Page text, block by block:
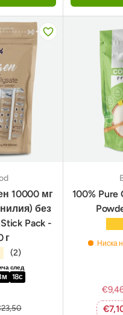
10000 мг
без
Pack -
г
(2)
след
м 17с
100% Pure
Ниска